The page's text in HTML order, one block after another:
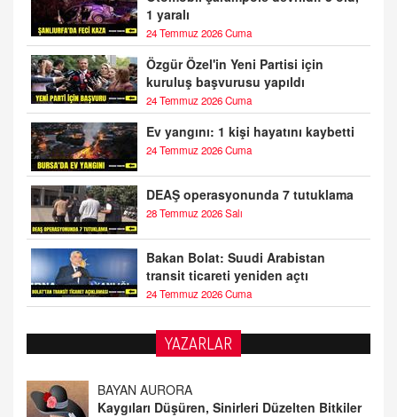
1 yaralı
24 Temmuz 2026 Cuma
Özgür Özel'in Yeni Partisi için
kuruluş başvurusu yapıldı
24 Temmuz 2026 Cuma
Ev yangını: 1 kişi hayatını kaybetti
24 Temmuz 2026 Cuma
DEAŞ operasyonunda 7 tutuklama
28 Temmuz 2026 Salı
Bakan Bolat: Suudi Arabistan
transit ticareti yeniden açtı
24 Temmuz 2026 Cuma
YAZARLAR
BAYAN AURORA
Kaygıları Düşüren, Sinirleri Düzelten Bitkiler